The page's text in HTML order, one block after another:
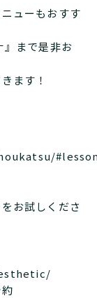
ューもおすす
』まで是非お
ます！
お試しくださ